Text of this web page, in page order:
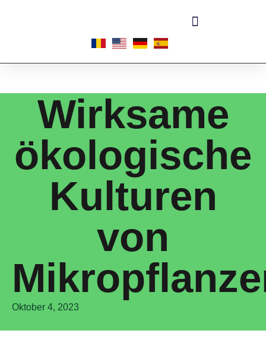
Wirksame
ökologische
Kulturen
von
Oktober 4, 2023